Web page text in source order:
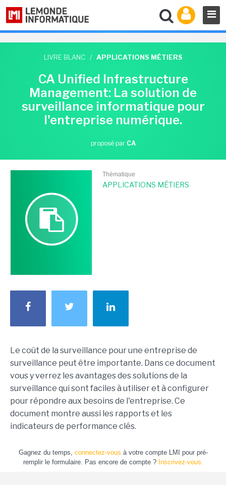
LIVRE BLANC / APPLICATIONS MÉTIERS
CA Unified Infrastructure
Management: La solution de
surveillance informatique pour
l'entreprise numérique.
proposé par CA
Thématique
APPLICATIONS MÉTIERS
Le coût de la surveillance pour une entreprise de
surveillance peut être importante. Dans ce document
vous y verrez les avantages des solutions de la
surveillance qui sont faciles à utiliser et à configurer
pour répondre aux besoins de l'entreprise. Ce
document montre aussi les rapports et les
indicateurs de performance clés.
Gagnez du temps, connectez-vous à votre compte LMI pour pré-
remplir le formulaire. Pas encore de compte ? Inscrivez-vous.